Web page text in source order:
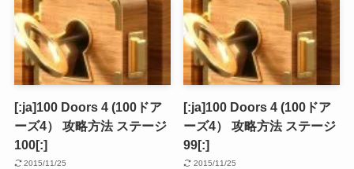
[:ja]100 Doors 4 (100ドア
ーズ4） 攻略方法 ステージ
100[:]
2015/11/25
[:ja]100 Doors 4 (100ドア
ーズ4） 攻略方法 ステージ
99[:]
2015/11/25